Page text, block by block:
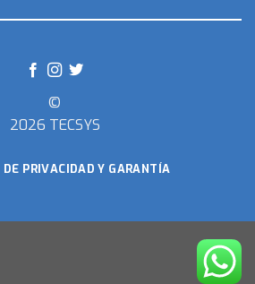
©
2026 TECSYS
DE PRIVACIDAD Y GARANTÍA